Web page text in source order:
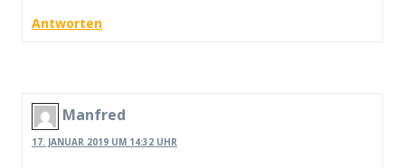
Antworten
Manfred
17. JANUAR 2019 UM 14:32 UHR